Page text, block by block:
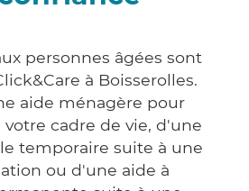
personnes âgées sont
à Boisserolles.
aide ménagère pour
cadre de vie, d'une
temporaire suite à une
ou d'une aide à